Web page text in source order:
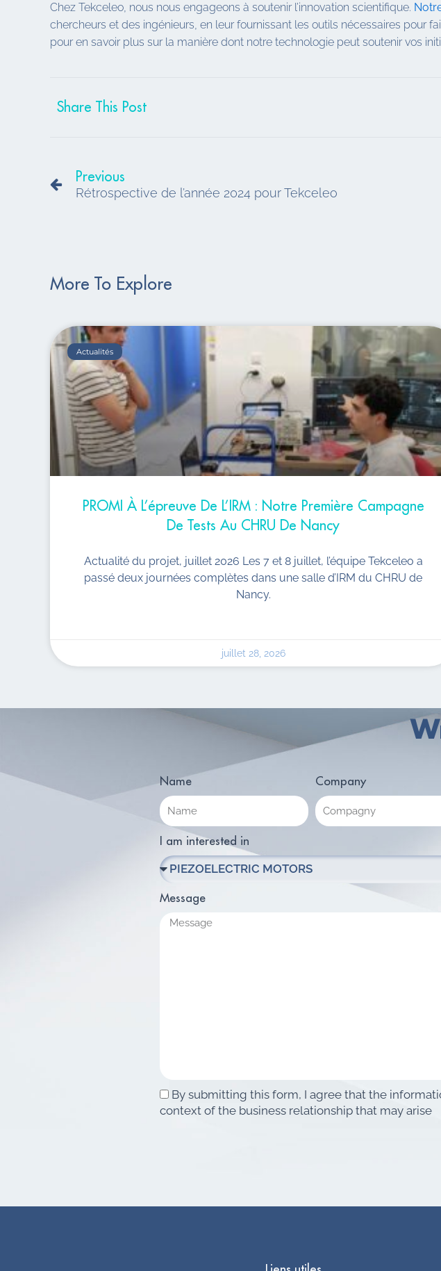
Chez Tekceleo, nous nous engageons à soutenir l’innovation scientifique.
chercheurs et des ingénieurs, en leur fournissant les outils nécessaires pour
pour en savoir plus sur la manière dont notre technologie peut soutenir vos
Share This Post
Previous
Rétrospective de l’année 2024 pour Tekceleo
More To Explore
Actualités
PROMI À L’épreuve De L’IRM : Notre Première Campagne
De Tests Au CHRU De Nancy
Actualité du projet, juillet 2026 Les 7 et 8 juillet, l’équipe Tekceleo a
passé deux journées complètes dans une salle d’IRM du CHRU de
Nancy.
juillet 28, 2026
Name Company
I am interested in
Message
By submitting this form, I agree that the
context of the business relationship that may arise